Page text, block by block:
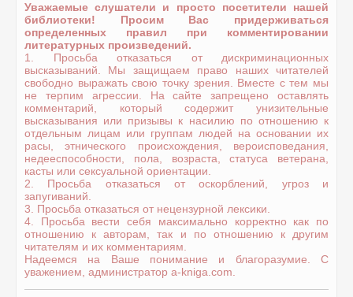
Уважаемые слушатели и просто посетители нашей
библиотеки! Просим Вас придерживаться
определенных правил при комментировании
литературных произведений.
1. Просьба отказаться от дискриминационных
высказываний. Мы защищаем право наших читателей
свободно выражать свою точку зрения. Вместе с тем мы
не терпим агрессии. На сайте запрещено оставлять
комментарий, который содержит унизительные
высказывания или призывы к насилию по отношению к
отдельным лицам или группам людей на основании их
расы, этнического происхождения, вероисповедания,
недееспособности, пола, возраста, статуса ветерана,
касты или сексуальной ориентации.
2. Просьба отказаться от оскорблений, угроз и
запугиваний.
3. Просьба отказаться от нецензурной лексики.
4. Просьба вести себя максимально корректно как по
отношению к авторам, так и по отношению к другим
читателям и их комментариям.
Надеемся на Ваше понимание и благоразумие. С
уважением, администратор a-kniga.com.